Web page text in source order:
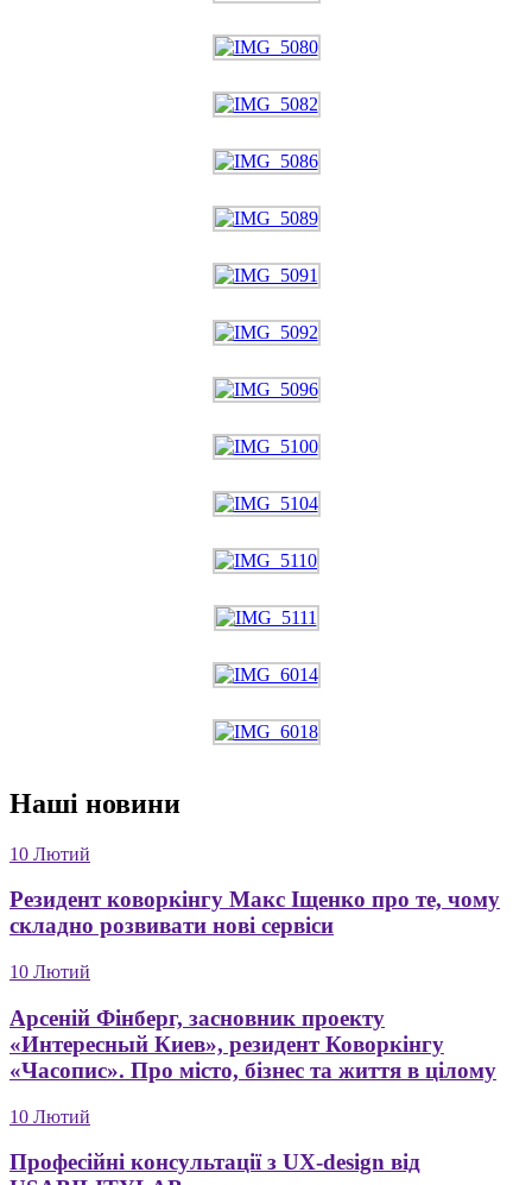
Наші новини
10 Лютий
Резидент коворкінгу Макс Іщенко про те, чому
складно розвивати нові сервіси
10 Лютий
Арсеній Фінберг, засновник проекту
«Интересный Киев», резидент Коворкінгу
«Часопис». Про місто, бізнес та життя в цілому
10 Лютий
Професійні консультації з UX-design від